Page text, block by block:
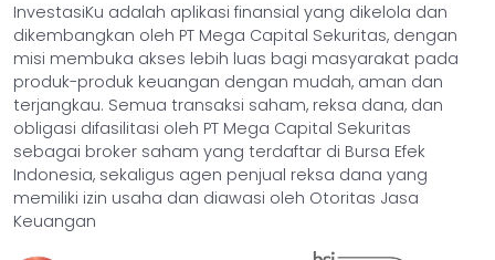
InvestasiKu adalah aplikasi finansial yang dikelola dan
dikembangkan oleh PT Mega Capital Sekuritas, dengan
misi membuka akses lebih luas bagi masyarakat pada
produk-produk keuangan dengan mudah, aman dan
terjangkau. Semua transaksi saham, reksa dana, dan
obligasi difasilitasi oleh PT Mega Capital Sekuritas
sebagai broker saham yang terdaftar di Bursa Efek
Indonesia, sekaligus agen penjual reksa dana yang
memiliki izin usaha dan diawasi oleh Otoritas Jasa
Keuangan